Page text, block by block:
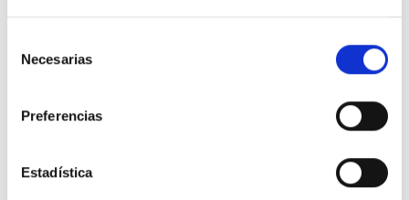
Necesarias
Preferencias
Estadística
-30%
Fuera de stock